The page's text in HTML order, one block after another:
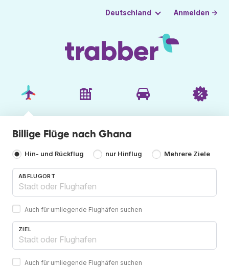
Deutschland Anmelden →
Billige Flüge nach Ghana
Hin- und Rückflug nur Hinflug Mehrere Ziele
ABFLUGORT
Auch für umliegende Flughäfen suchen
ZIEL
Auch für umliegende Flughäfen suchen